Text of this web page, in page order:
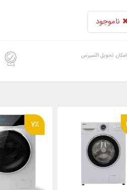
ناموجود
امکان تحویل اکسپرس
7٪